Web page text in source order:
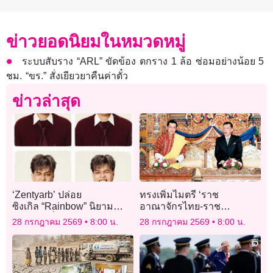
ข่าวยอดนิยมในหมวดหมู่
ระบบสับราง “ARL” ขัดข้อง ตกราง 1 ล้อ ซ่อมอย่างน้อย 5
ชม. “ขร.” สั่งเยียวยาคืนค่าตั๋ว
ข่าวล่าสุด
‘Zentyarb’ ปล่อย
ซิงเกิล “Rainbow” นิยาม
ความรักที่ถ่ายทอดอารมณ์
ความสัมพันธ์ยุคใหม่
28 กรกฎาคม 2569 8:00 น.
ทรงเพิ่มไมตรี ‘ราช
อาณาจักรไทย-ราช
อาณาจักรภูฏาน’
28 กรกฎาคม 2569 8:00 น.